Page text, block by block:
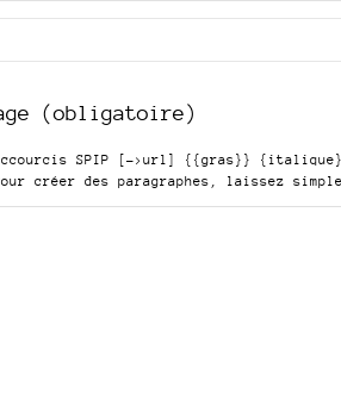
(obligatoire)
SPIP [->url] {{gras}} {italique}
créer des paragraphes, laissez